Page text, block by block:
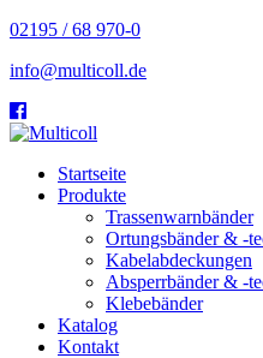
02195 / 68 970-0
info@multicoll.de
Startseite
Produkte
Trassenwarnbänder
Ortungsbänder & -
Kabelabdeckungen
Absperrbänder & -
Klebebänder
Katalog
Kontakt